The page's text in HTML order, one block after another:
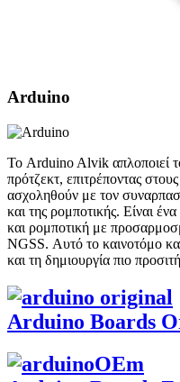
Arduino
Το Arduino Alvik απλοποιεί
πρότζεκτ, επιτρέποντας
ασχοληθούν με τον
και της ρομποτικής. Είναι
και ρομποτική με
NGSS. Αυτό το καινοτόμο
και τη δημιουργία πιο
Arduino Boards